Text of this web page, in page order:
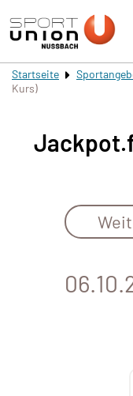
Startseite
Kurs)